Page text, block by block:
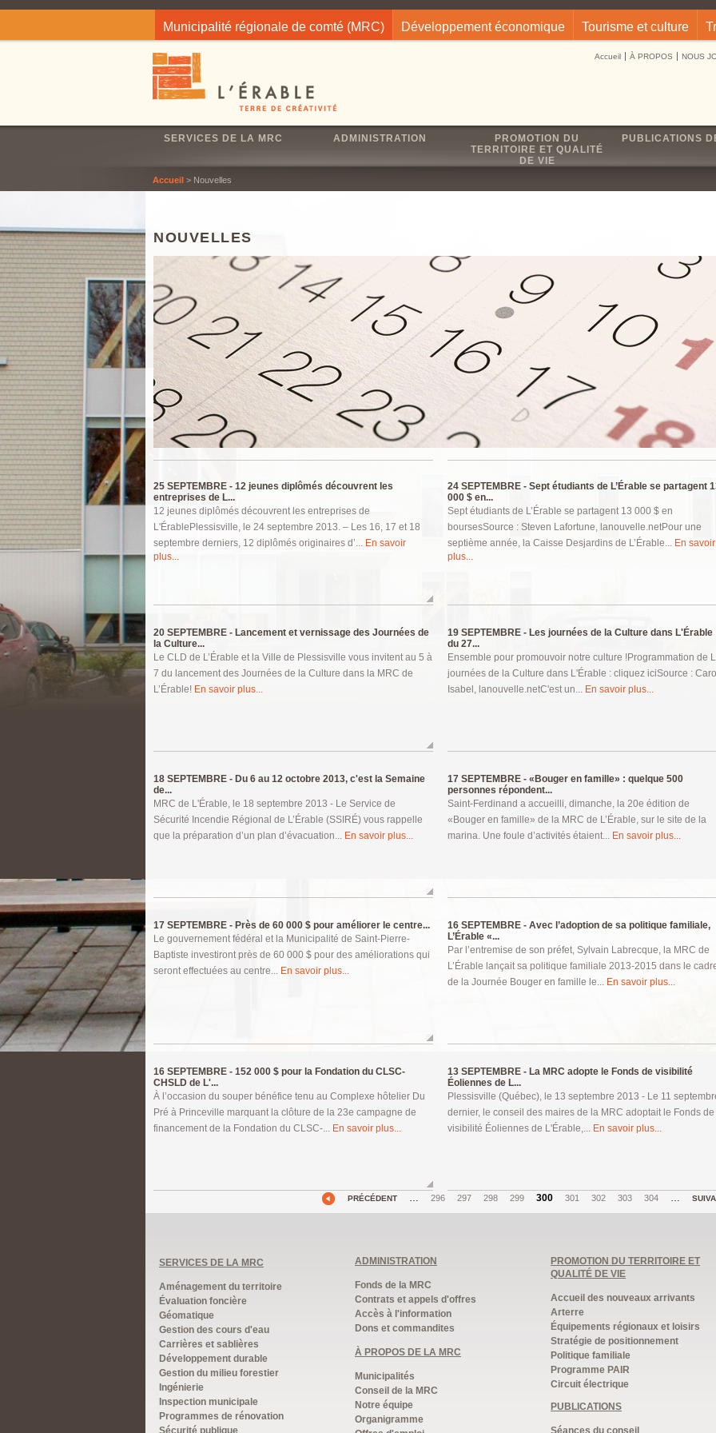
Municipalité régionale de comté (MRC) Développement économique Tourisme et culture
Accueil À PROPOS NOUS
SERVICES DE LA MRC ADMINISTRATION
PROMOTION DU
TERRITOIRE ET QUALITÉ
DE VIE
PUBLICATIONS
Accueil> Nouvelles
NOUVELLES
25 SEPTEMBRE - 12 jeunes diplômés découvrent les
entreprises de L...
12 jeunes diplômés découvrent les entreprises de
L'ÉrablePlessisville, le 24 septembre 2013. – Les 16, 17 et 18
septembre derniers, 12 diplômés originaires d’... En savoir
plus...
24 SEPTEMBRE - Sept étudiants de L’Érable se partagent
000 $ en...
Sept étudiants de L’Érable se partagent 13 000 $ en
boursesSource : Steven Lafortune, lanouvelle.netPour une
septième année, la Caisse Desjardins de L’Érable... En savoir
plus...
20 SEPTEMBRE - Lancement et vernissage des Journées de
la Culture...
Le CLD de L’Érable et la Ville de Plessisville vous invitent au 5 à
7 du lancement des Journées de la Culture dans la MRC de
L’Érable! En savoir plus...
19 SEPTEMBRE - Les journées de la Culture dans L'Érable
du 27...
Ensemble pour promouvoir notre culture !Programmation de
journées de la Culture dans L'Érable : cliquez iciSource :
Isabel, lanouvelle.netC'est un... En savoir plus...
18 SEPTEMBRE - Du 6 au 12 octobre 2013, c'est la Semaine
de...
MRC de L'Érable, le 18 septembre 2013 - Le Service de
Sécurité Incendie Régional de L’Érable (SSIRÉ) vous rappelle
que la préparation d’un plan d’évacuation... En savoir plus...
17 SEPTEMBRE - «Bouger en famille» : quelque 500
personnes répondent...
Saint-Ferdinand a accueilli, dimanche, la 20e édition de
«Bouger en famille» de la MRC de L’Érable, sur le site de la
marina. Une foule d’activités étaient... En savoir plus...
17 SEPTEMBRE - Près de 60 000 $ pour améliorer le centre...
Le gouvernement fédéral et la Municipalité de Saint-Pierre-
Baptiste investiront près de 60 000 $ pour des améliorations qui
seront effectuées au centre... En savoir plus...
16 SEPTEMBRE - Avec l’adoption de sa politique familiale,
L’Érable «...
Par l’entremise de son préfet, Sylvain Labrecque, la MRC de
L’Érable lançait sa politique familiale 2013-2015 dans le
de la Journée Bouger en famille le... En savoir plus...
16 SEPTEMBRE - 152 000 $ pour la Fondation du CLSC-
CHSLD de L'...
À l’occasion du souper bénéfice tenu au Complexe hôtelier Du
Pré à Princeville marquant la clôture de la 23e campagne de
financement de la Fondation du CLSC-... En savoir plus...
13 SEPTEMBRE - La MRC adopte le Fonds de visibilité
Éoliennes de L...
Plessisville (Québec), le 13 septembre 2013 - Le 11
dernier, le conseil des maires de la MRC adoptait le Fonds de
visibilité Éoliennes de L'Érable,... En savoir plus...
Pages
PRÉCÉDENT … 296 297 298 299 300 301 302 303 304 …
SERVICES DE LA MRC
Aménagement du territoire
Évaluation foncière
Géomatique
Gestion des cours d'eau
Carrières et sablières
Développement durable
Gestion du milieu forestier
Ingénierie
Inspection municipale
Programmes de rénovation
Sécurité publique
ADMINISTRATION
Fonds de la MRC
Contrats et appels d'offres
Accès à l'information
Dons et commandites
À PROPOS DE LA MRC
Municipalités
Conseil de la MRC
Notre équipe
Organigramme
PROMOTION DU TERRITOIRE ET
QUALITÉ DE VIE
Accueil des nouveaux arrivants
Arterre
Équipements régionaux et loisirs
Stratégie de positionnement
Politique familiale
Programme PAIR
Circuit électrique
PUBLICATIONS
Séances du conseil